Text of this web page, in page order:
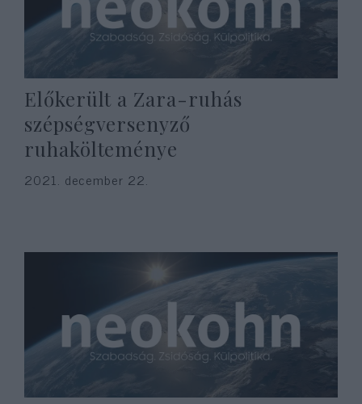
Előkerült a Zara-ruhás
szépségversenyző
ruhakölteménye
2021. december 22.